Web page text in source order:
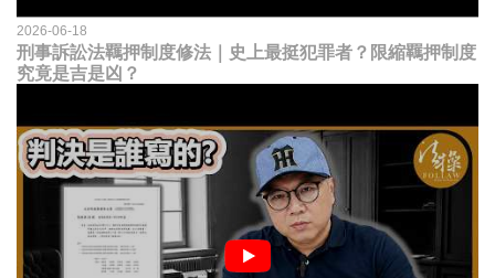
2026-06-18
刑事訴訟法羈押制度修法｜史上最挺犯罪者？限縮羈押制度
究竟是吉是凶？